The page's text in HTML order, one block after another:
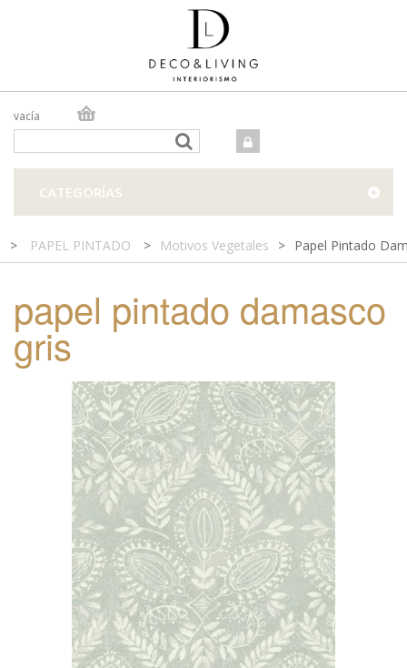
vacía
TIENDA FÍSICA
CATEGORÍAS
> PAPEL PINTADO > Motivos Vegetales > Papel Pintado
papel pintado damasco
gris